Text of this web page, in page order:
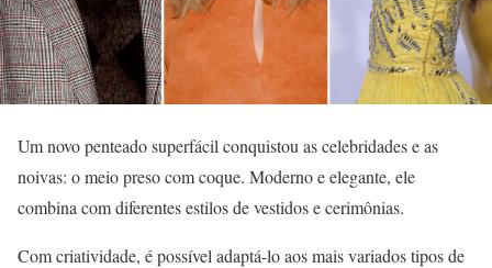
Um novo penteado superfácil conquistou as celebridades e as
noivas: o meio preso com coque. Moderno e elegante, ele
combina com diferentes estilos de vestidos e cerimônias.
Com criatividade, é possível adaptá-lo aos mais variados tipos de